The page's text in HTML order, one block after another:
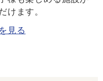
けます。
見る